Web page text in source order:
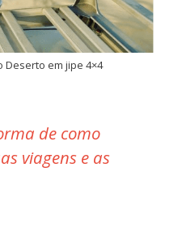
Deserto em jipe 4×4
de como
viagens e as